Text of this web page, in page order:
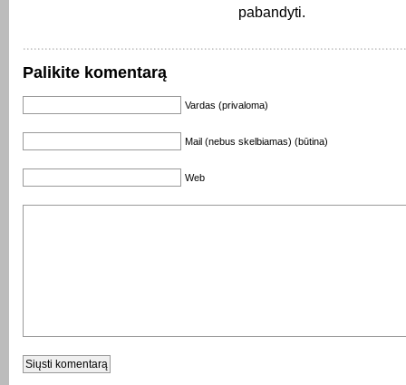
pabandyti.
Palikite komentarą
Vardas (privaloma)
Mail (nebus skelbiamas) (būtina)
Web